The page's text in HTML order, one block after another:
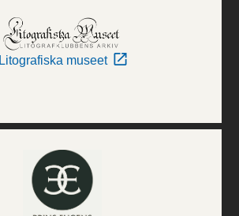
Litografiska museet